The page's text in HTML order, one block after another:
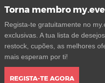
Torna membro
Regista-te gratuitamente no
exclusivas. A tua lista de
restock, cupões, as melhores
mais esperam por ti!
REGISTA-TE AGORA